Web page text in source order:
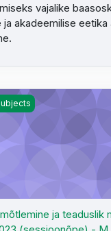
vajalike
ja akadeemilise eetika
- K. Rändija teaduslik
ja teaduslik